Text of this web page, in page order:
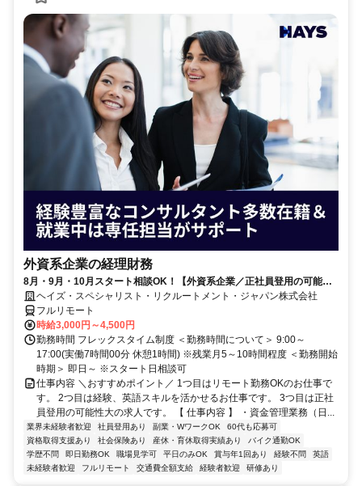
外資系企業の経理財務
8月・9月・10月スタート相談OK！【外資系企業／正社員登用の可能性
大／700万～800万／リモート勤務OK】経理財務
ヘイズ・スペシャリスト・リクルートメント・ジャパン株式会社
フルリモート
時給3,000円～4,500円
勤務時間 フレックスタイム制度 ＜勤務時間について＞ 9:00～
17:00(実働7時間00分 休憩1時間) ※残業月5～10時間程度 ＜勤務開始
時期＞ 即日～ ※スタート日相談可
仕事内容 ＼おすすめポイント／ 1つ目はリモート勤務OKのお仕事で
す。 2つ目は経験、英語スキルを活かせるお仕事です。 3つ目は正社
員登用の可能性大の求人です。 【 仕事内容 】 ・資金管理業務（日...
業界未経験者歓迎 社員登用あり 副業・WワークOK
60代も応募可
資格取得支援あり
社会保険あり 産休・育休取得実績あり
バイク通勤OK
学歴不問
即日勤務OK 職場見学可 平日のみOK 賞与年1回あり 経験不問
英語
未経験者歓迎
フルリモート 交通費全額支給 経験者歓迎 研修あり